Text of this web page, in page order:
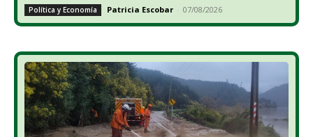
Política y Economía Patricia Escobar - 07/08/2026